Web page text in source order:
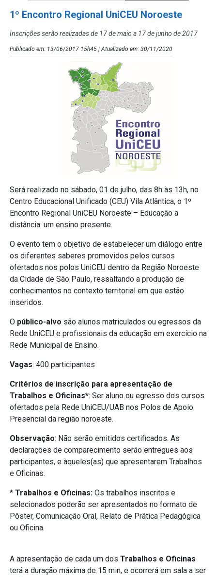
1º Encontro Regional UniCEU Noroeste
Inscrições serão realizadas de 17 de maio a 17 de junho de 2017
Publicado em: 13/06/2017 15h45 | Atualizado em: 30/11/2020
Será realizado no sábado, 01 de julho, das 8h às 13h, no
Centro Educacional Unificado (CEU) Vila Atlântica, o 1º
Encontro Regional UniCEU Noroeste – Educação a
distância: um ensino presente.
O evento tem o objetivo de estabelecer um diálogo entre
os diferentes saberes promovidos pelos cursos
ofertados nos polos UniCEU dentro da Região Noroeste
da Cidade de São Paulo, ressaltando a produção de
conhecimentos no contexto territorial em que estão
inseridos.
O público-alvo são alunos matriculados ou egressos da
Rede UniCEU e profissionais da educação em exercício na
Rede Municipal de Ensino.
Vagas: 400 participantes
Critérios de inscrição para apresentação de
Trabalhos e Oficinas*: Ser aluno ou egresso dos cursos
ofertados pela Rede UniCEU/UAB nos Polos de Apoio
Presencial da região noroeste.
Observação: Não serão emitidos certificados. As
declarações de comparecimento serão entregues aos
participantes, e àqueles(as) que apresentarem Trabalhos
e Oficinas.
* Trabalhos e Oficinas: Os trabalhos inscritos e
selecionados poderão ser apresentados no formato de
Pôster, Comunicação Oral, Relato de Prática Pedagógica
ou Oficina.
A apresentação de cada um dos Trabalhos e Oficinas
terá a duração máxima de 15 min, e ocorrerá em sala a ser